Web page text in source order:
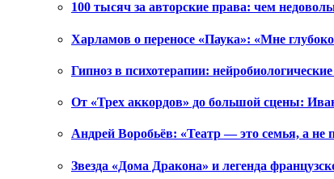
100 тысяч за авторские права: чем
Харламов о переносе «Паука»: «Мне
Гипноз в психотерапии:
От «Трех аккордов» до большой сцены:
Андрей Воробьёв: «Театр — это семья, а не
Звезда «Дома Дракона» и легенда